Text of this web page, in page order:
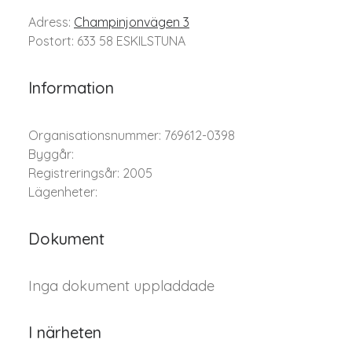
Adress: Champinjonvägen 3
Postort: 633 58 ESKILSTUNA
Information
Organisationsnummer: 769612-0398
Byggår:
Registreringsår: 2005
Lägenheter:
Dokument
Inga dokument uppladdade
I närheten